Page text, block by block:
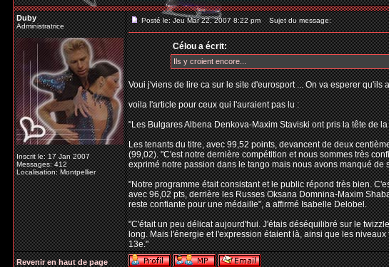
Duby
Administratrice
Inscrit le: 17 Jan 2007
Messages: 412
Localisation: Montpellier
Posté le: Jeu Mar 22, 2007 8:22 pm Sujet du message:
Célou a écrit:
Ils y croient encore...
Voui j'viens de lire ca sur le site d'eurosport ... On va esperer qu'ils
voila l'article pour ceux qui l'auraient pas lu :
"Les Bulgares Albena Denkova-Maxim Staviski ont pris la tête de
Les tenants du titre, avec 99,52 points, devancent de deux
(99,02). "C'est notre dernière compétition et nous sommes très
exprimé notre passion dans le tango mais nous avons manqué
"Notre programme était consistant et le public répond très bien.
avec 96,02 pts, derrière les Russes Oksana Domnina-Maxim
reste confiante pour une médaille", a affirmé Isabelle Delobel.
"C'était un peu délicat aujourd'hui. J'étais déséquilibré sur le
long. Mais l'énergie et l'expression étaient là, ainsi que les
13e."
Revenir en haut de page